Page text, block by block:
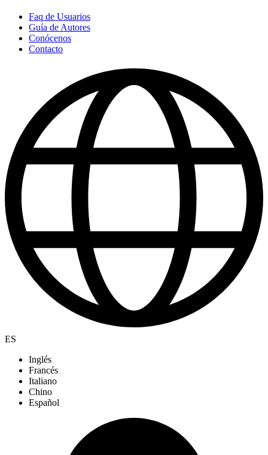
Faq de Usuarios
Guía de Autores
Conócenos
Contacto
ES
Inglés
Francés
Italiano
Chino
Español